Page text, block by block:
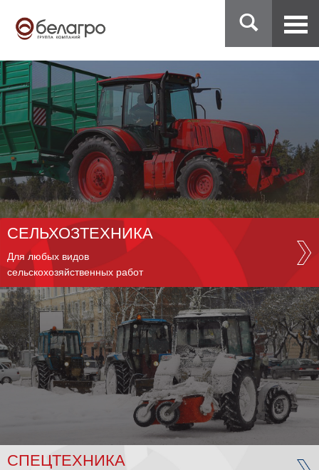
СЕЛЬХОЗТЕХНИКА
Для любых видов
сельскохозяйственных работ
СПЕЦТЕХНИКА